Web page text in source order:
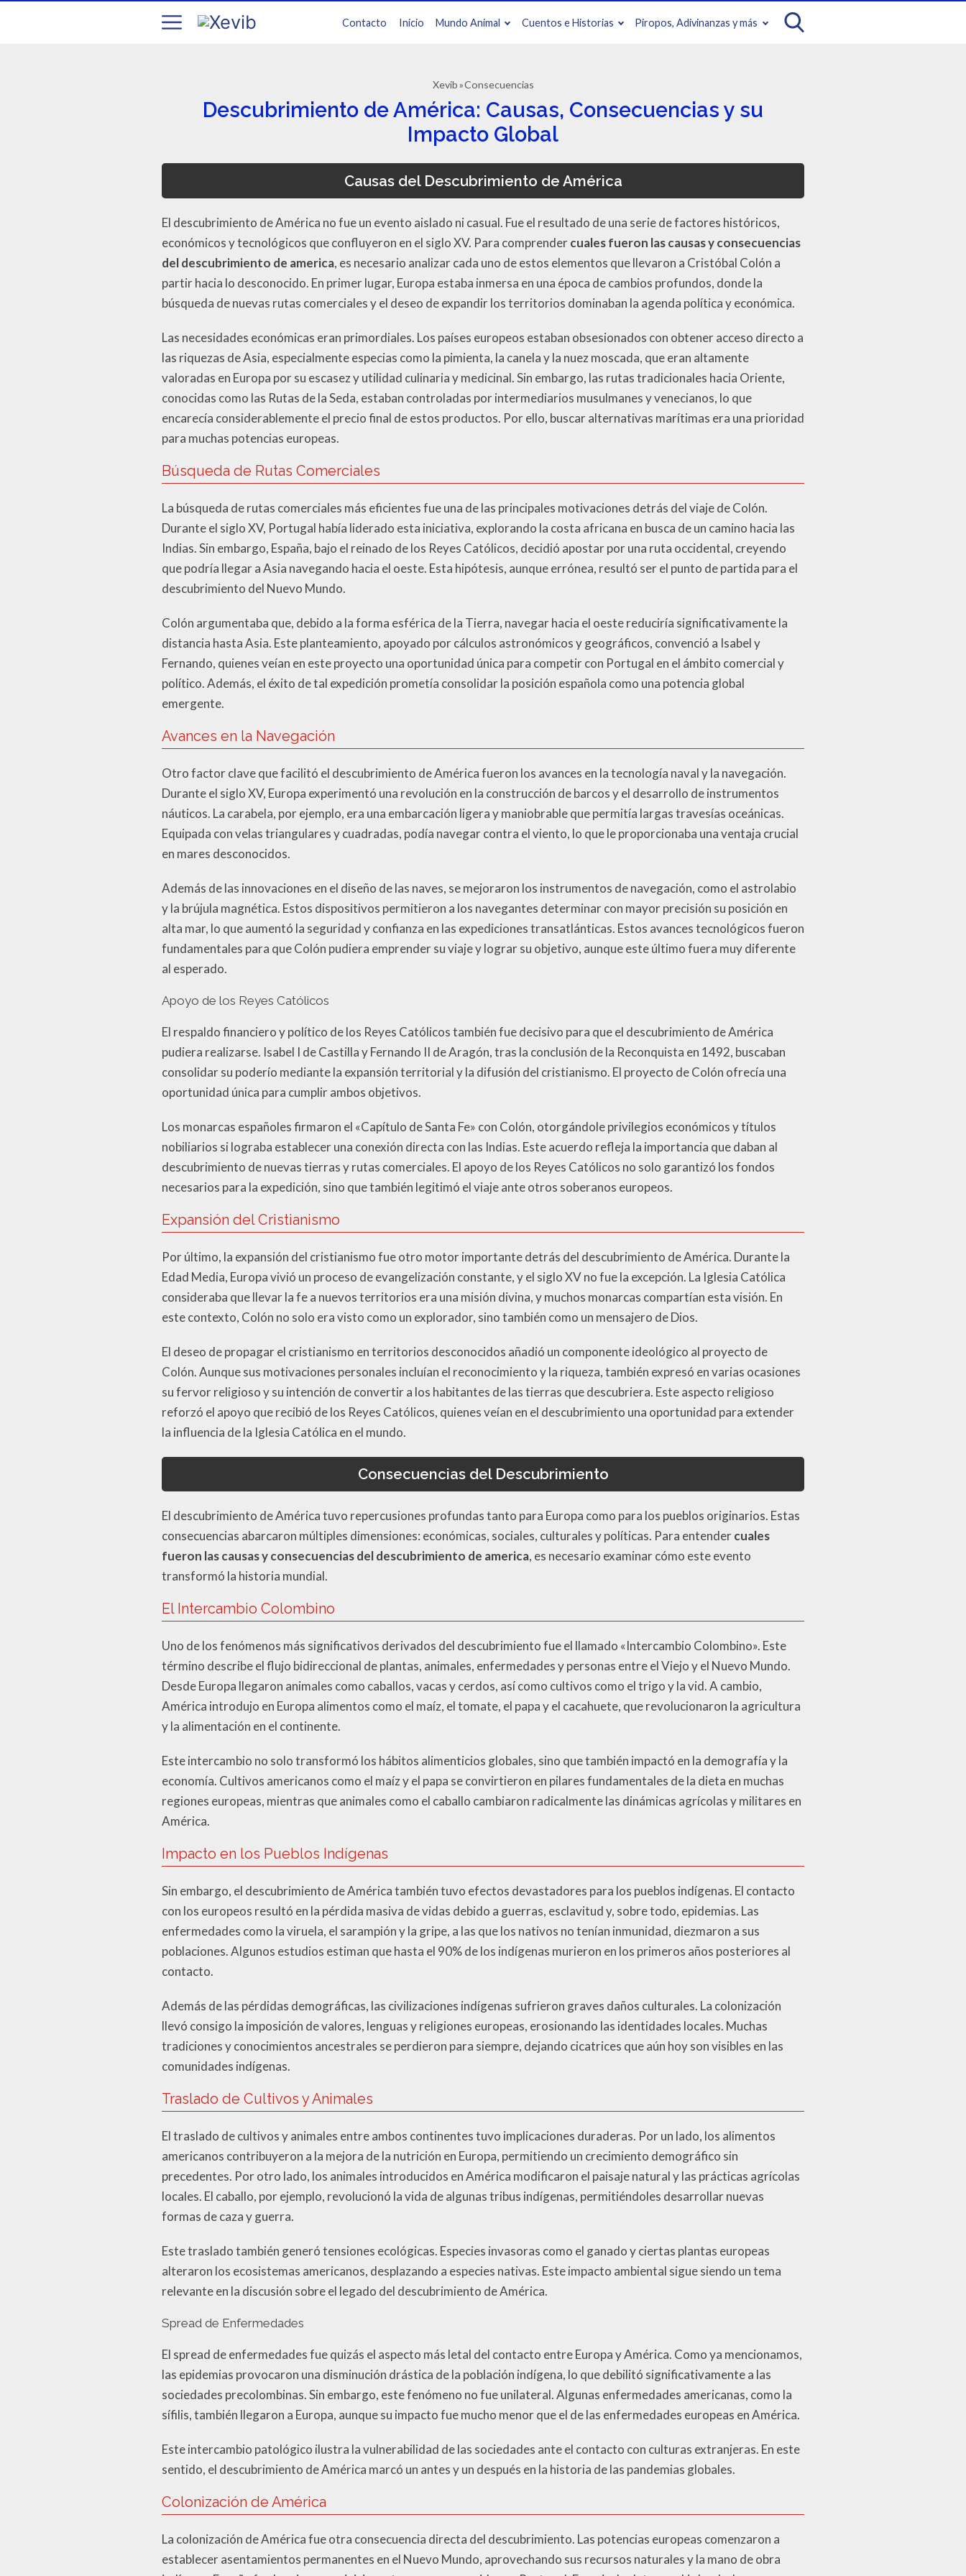
Contacto Inicio Mundo Animal Cuentos e Historias Piropos, Adivinanzas y más
Xevib Consecuencias
Descubrimiento de América: Causas, Consecuencias y su
Impacto Global
Causas del Descubrimiento de América
El descubrimiento de América no fue un evento aislado ni casual. Fue el resultado de una serie de factores históricos,
económicos y tecnológicos que confluyeron en el siglo XV. Para comprendercuales fueron las causas y consecuencias
del descubrimiento de america, es necesario analizar cada uno de estos elementos que llevaron a Cristóbal Colón a
partir hacia lo desconocido. En primer lugar, Europa estaba inmersa en una época de cambios profundos, donde la
búsqueda de nuevas rutas comerciales y el deseo de expandir los territorios dominaban la agenda política y económica.
Las necesidades económicas eran primordiales. Los países europeos estaban obsesionados con obtener acceso directo a
las riquezas de Asia, especialmente especias como la pimienta, la canela y la nuez moscada, que eran altamente
valoradas en Europa por su escasez y utilidad culinaria y medicinal. Sin embargo, las rutas tradicionales hacia Oriente,
conocidas como las Rutas de la Seda, estaban controladas por intermediarios musulmanes y venecianos, lo que
encarecía considerablemente el precio final de estos productos. Por ello, buscar alternativas marítimas era una prioridad
para muchas potencias europeas.
Búsqueda de Rutas Comerciales
La búsqueda de rutas comerciales más eficientes fue una de las principales motivaciones detrás del viaje de Colón.
Durante el siglo XV, Portugal había liderado esta iniciativa, explorando la costa africana en busca de un camino hacia las
Indias. Sin embargo, España, bajo el reinado de los Reyes Católicos, decidió apostar por una ruta occidental, creyendo
que podría llegar a Asia navegando hacia el oeste. Esta hipótesis, aunque errónea, resultó ser el punto de partida para el
descubrimiento del Nuevo Mundo.
Colón argumentaba que, debido a la forma esférica de la Tierra, navegar hacia el oeste reduciría significativamente la
distancia hasta Asia. Este planteamiento, apoyado por cálculos astronómicos y geográficos, convenció a Isabel y
Fernando, quienes veían en este proyecto una oportunidad única para competir con Portugal en el ámbito comercial y
político. Además, el éxito de tal expedición prometía consolidar la posición española como una potencia global
emergente.
Avances en la Navegación
Otro factor clave que facilitó el descubrimiento de América fueron los avances en la tecnología naval y la navegación.
Durante el siglo XV, Europa experimentó una revolución en la construcción de barcos y el desarrollo de instrumentos
náuticos. La carabela, por ejemplo, era una embarcación ligera y maniobrable que permitía largas travesías oceánicas.
Equipada con velas triangulares y cuadradas, podía navegar contra el viento, lo que le proporcionaba una ventaja crucial
en mares desconocidos.
Además de las innovaciones en el diseño de las naves, se mejoraron los instrumentos de navegación, como el astrolabio
y la brújula magnética. Estos dispositivos permitieron a los navegantes determinar con mayor precisión su posición en
alta mar, lo que aumentó la seguridad y confianza en las expediciones transatlánticas. Estos avances tecnológicos fueron
fundamentales para que Colón pudiera emprender su viaje y lograr su objetivo, aunque este último fuera muy diferente
al esperado.
Apoyo de los Reyes Católicos
El respaldo financiero y político de los Reyes Católicos también fue decisivo para que el descubrimiento de América
pudiera realizarse. Isabel I de Castilla y Fernando II de Aragón, tras la conclusión de la Reconquista en 1492, buscaban
consolidar su poderío mediante la expansión territorial y la difusión del cristianismo. El proyecto de Colón ofrecía una
oportunidad única para cumplir ambos objetivos.
Los monarcas españoles firmaron el «Capítulo de Santa Fe» con Colón, otorgándole privilegios económicos y títulos
nobiliarios si lograba establecer una conexión directa con las Indias. Este acuerdo refleja la importancia que daban al
descubrimiento de nuevas tierras y rutas comerciales. El apoyo de los Reyes Católicos no solo garantizó los fondos
necesarios para la expedición, sino que también legitimó el viaje ante otros soberanos europeos.
Expansión del Cristianismo
Por último, la expansión del cristianismo fue otro motor importante detrás del descubrimiento de América. Durante la
Edad Media, Europa vivió un proceso de evangelización constante, y el siglo XV no fue la excepción. La Iglesia Católica
consideraba que llevar la fe a nuevos territorios era una misión divina, y muchos monarcas compartían esta visión. En
este contexto, Colón no solo era visto como un explorador, sino también como un mensajero de Dios.
El deseo de propagar el cristianismo en territorios desconocidos añadió un componente ideológico al proyecto de
Colón. Aunque sus motivaciones personales incluían el reconocimiento y la riqueza, también expresó en varias ocasiones
su fervor religioso y su intención de convertir a los habitantes de las tierras que descubriera. Este aspecto religioso
reforzó el apoyo que recibió de los Reyes Católicos, quienes veían en el descubrimiento una oportunidad para extender
la influencia de la Iglesia Católica en el mundo.
Consecuencias del Descubrimiento
El descubrimiento de América tuvo repercusiones profundas tanto para Europa como para los pueblos originarios. Estas
consecuencias abarcaron múltiples dimensiones: económicas, sociales, culturales y políticas. Para entendercuales
fueron las causas y consecuencias del descubrimiento de america, es necesario examinar cómo este evento
transformó la historia mundial.
El Intercambio Colombino
Uno de los fenómenos más significativos derivados del descubrimiento fue el llamado «Intercambio Colombino». Este
término describe el flujo bidireccional de plantas, animales, enfermedades y personas entre el Viejo y el Nuevo Mundo.
Desde Europa llegaron animales como caballos, vacas y cerdos, así como cultivos como el trigo y la vid. A cambio,
América introdujo en Europa alimentos como el maíz, el tomate, el papa y el cacahuete, que revolucionaron la agricultura
y la alimentación en el continente.
Este intercambio no solo transformó los hábitos alimenticios globales, sino que también impactó en la demografía y la
economía. Cultivos americanos como el maíz y el papa se convirtieron en pilares fundamentales de la dieta en muchas
regiones europeas, mientras que animales como el caballo cambiaron radicalmente las dinámicas agrícolas y militares en
América.
Impacto en los Pueblos Indígenas
Sin embargo, el descubrimiento de América también tuvo efectos devastadores para los pueblos indígenas. El contacto
con los europeos resultó en la pérdida masiva de vidas debido a guerras, esclavitud y, sobre todo, epidemias. Las
enfermedades como la viruela, el sarampión y la gripe, a las que los nativos no tenían inmunidad, diezmaron a sus
poblaciones. Algunos estudios estiman que hasta el 90% de los indígenas murieron en los primeros años posteriores al
contacto.
Además de las pérdidas demográficas, las civilizaciones indígenas sufrieron graves daños culturales. La colonización
llevó consigo la imposición de valores, lenguas y religiones europeas, erosionando las identidades locales. Muchas
tradiciones y conocimientos ancestrales se perdieron para siempre, dejando cicatrices que aún hoy son visibles en las
comunidades indígenas.
Traslado de Cultivos y Animales
El traslado de cultivos y animales entre ambos continentes tuvo implicaciones duraderas. Por un lado, los alimentos
americanos contribuyeron a la mejora de la nutrición en Europa, permitiendo un crecimiento demográfico sin
precedentes. Por otro lado, los animales introducidos en América modificaron el paisaje natural y las prácticas agrícolas
locales. El caballo, por ejemplo, revolucionó la vida de algunas tribus indígenas, permitiéndoles desarrollar nuevas
formas de caza y guerra.
Este traslado también generó tensiones ecológicas. Especies invasoras como el ganado y ciertas plantas europeas
alteraron los ecosistemas americanos, desplazando a especies nativas. Este impacto ambiental sigue siendo un tema
relevante en la discusión sobre el legado del descubrimiento de América.
Spread de Enfermedades
El spread de enfermedades fue quizás el aspecto más letal del contacto entre Europa y América. Como ya mencionamos,
las epidemias provocaron una disminución drástica de la población indígena, lo que debilitó significativamente a las
sociedades precolombinas. Sin embargo, este fenómeno no fue unilateral. Algunas enfermedades americanas, como la
sífilis, también llegaron a Europa, aunque su impacto fue mucho menor que el de las enfermedades europeas en América.
Este intercambio patológico ilustra la vulnerabilidad de las sociedades ante el contacto con culturas extranjeras. En este
sentido, el descubrimiento de América marcó un antes y un después en la historia de las pandemias globales.
Colonización de América
La colonización de América fue otra consecuencia directa del descubrimiento. Las potencias europeas comenzaron a
establecer asentamientos permanentes en el Nuevo Mundo, aprovechando sus recursos naturales y la mano de obra